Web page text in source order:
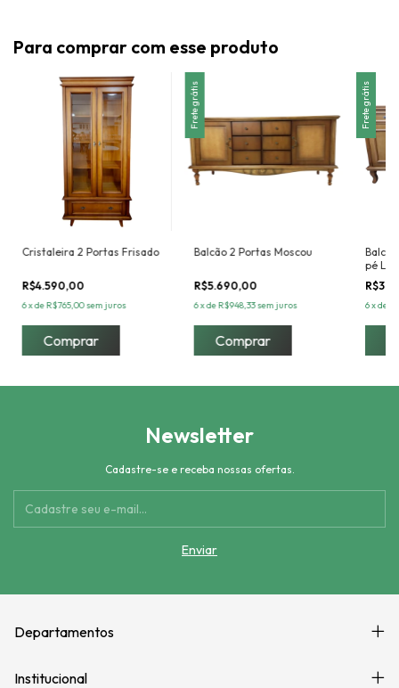
Para comprar com esse produto
Cristaleira 2 Portas Frisado
R$4.590,00
6xdeR$765,00sem juros
Frete grátis
Balcão 2 Portas Moscou
R$5.690,00
6xdeR$948,33sem juros
Frete grátis
pé
6xde
Newsletter
Cadastre-se e receba nossas ofertas.
Departamentos
Institucional